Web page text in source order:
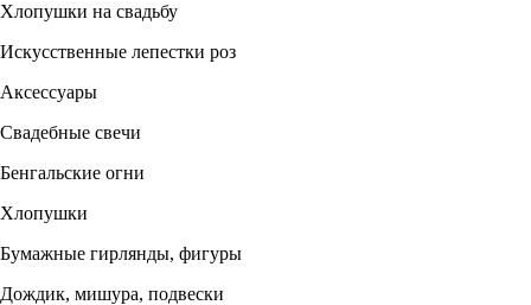
Хлопушки на свадьбу
Искусственные лепестки роз
Аксессуары
Свадебные свечи
Бенгальские огни
Хлопушки
Бумажные гирлянды, фигуры
Дождик, мишура, подвески